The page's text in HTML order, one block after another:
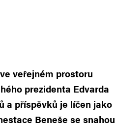
veřejném prostoru
prezidenta Edvarda
a příspěvků je líčen jako
Beneše se snahou